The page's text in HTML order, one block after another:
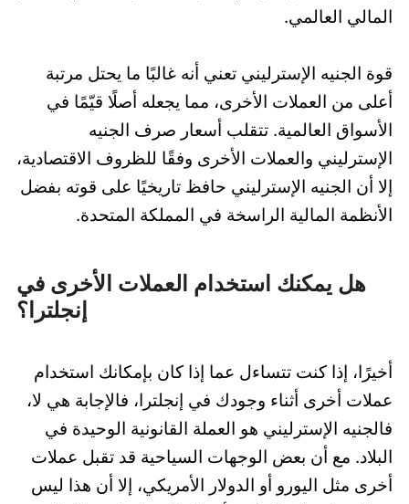
المالي العالمي.
قوة الجنيه الإسترليني تعني أنه غالبًا ما يحتل مرتبة
أعلى من العملات الأخرى، مما يجعله أصلًا قيّمًا في
الأسواق العالمية. تتقلب أسعار صرف الجنيه
الإسترليني والعملات الأخرى وفقًا للظروف الاقتصادية،
إلا أن الجنيه الإسترليني حافظ تاريخيًا على قوته بفضل
الأنظمة المالية الراسخة في المملكة المتحدة.
هل يمكنك استخدام العملات الأخرى في
إنجلترا؟
أخيرًا، إذا كنت تتساءل عما إذا كان بإمكانك استخدام
عملات أخرى أثناء وجودك في إنجلترا، فالإجابة هي لا،
فالجنيه الإسترليني هو العملة القانونية الوحيدة في
البلاد. مع أن بعض الوجهات السياحية قد تقبل عملات
أخرى مثل اليورو أو الدولار الأمريكي، إلا أن هذا ليس